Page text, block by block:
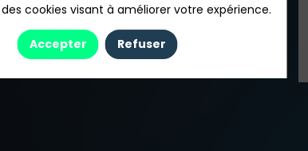
cookies visant à améliorer votre expérience.
Accepter Refuser